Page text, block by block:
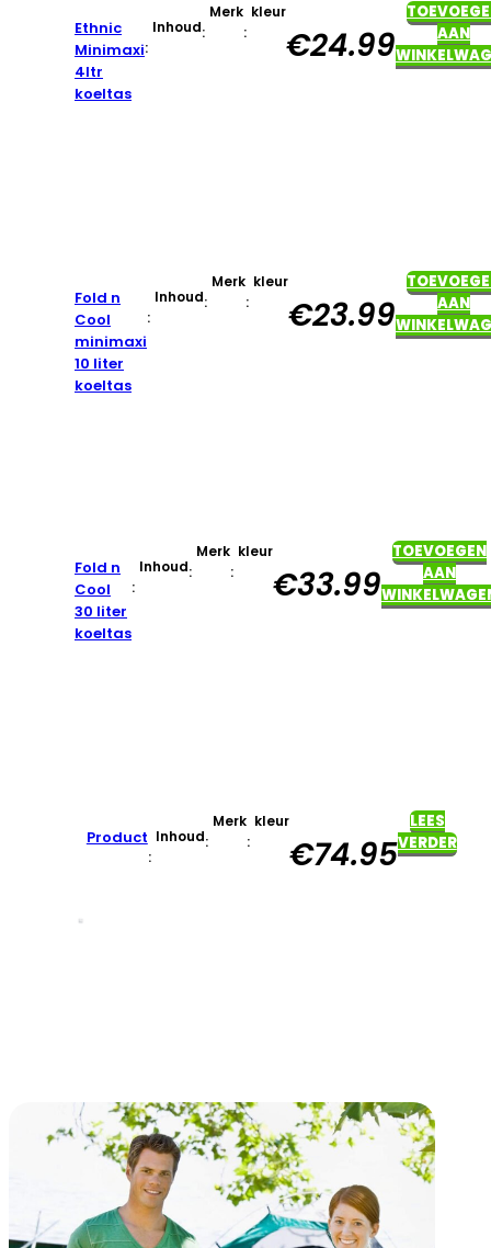
Ethnic
Minimaxi
4ltr
koeltas
Inhoud
:
Merk
:
kleur
:
€24.99
AAN
Fold n
Cool
minimaxi
10 liter
koeltas
Inhoud
:
Merk
:
kleur
:
€23.99
AAN
Fold n
Cool
30 liter
koeltas
Inhoud
:
Merk
:
kleur
:
€33.99
TOEVOEGEN
AAN
Product Inhoud
:
Merk
:
kleur
:
€74.95
LEES
VERDER